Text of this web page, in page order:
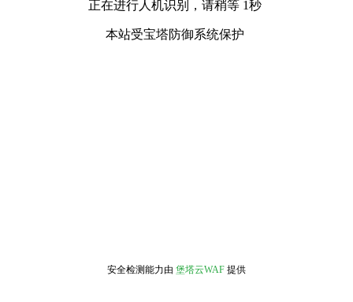
正在进行人机识别，请稍等 1秒
本站受宝塔防御系统保护
安全检测能力由 堡塔云WAF 提供